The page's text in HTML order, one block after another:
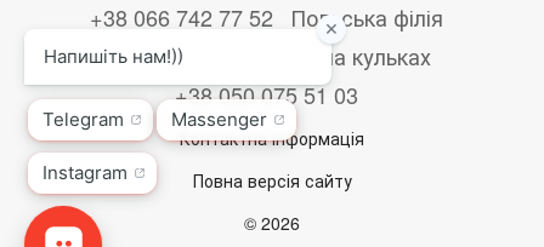
+38 066 742 77 52
Польська філія
+48533867723
Друк на кульках
+38 050 075 51 03
Контактна інформація
Повна версія сайту
© 2026